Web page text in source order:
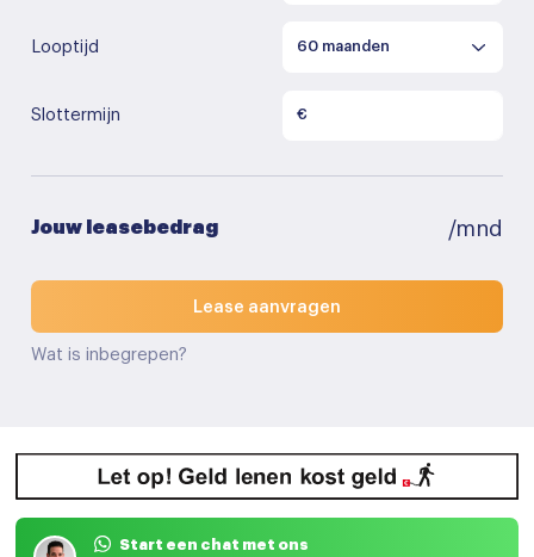
Looptijd
Slottermijn €
Jouw leasebedrag /mnd
Lease aanvragen
Wat is inbegrepen?
Start een chat met ons